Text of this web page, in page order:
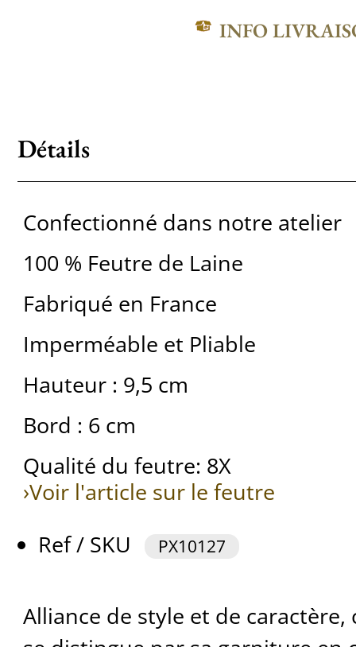
INFO
Détails
Confectionné dans notre atelier
100 % Feutre de Laine
Fabriqué en France
Imperméable et Pliable
Hauteur : 9,5 cm
Bord : 6 cm
Qualité du feutre: 8X
›Voir l'article sur le feutre
Ref / SKU
PX10127
Alliance de style et de